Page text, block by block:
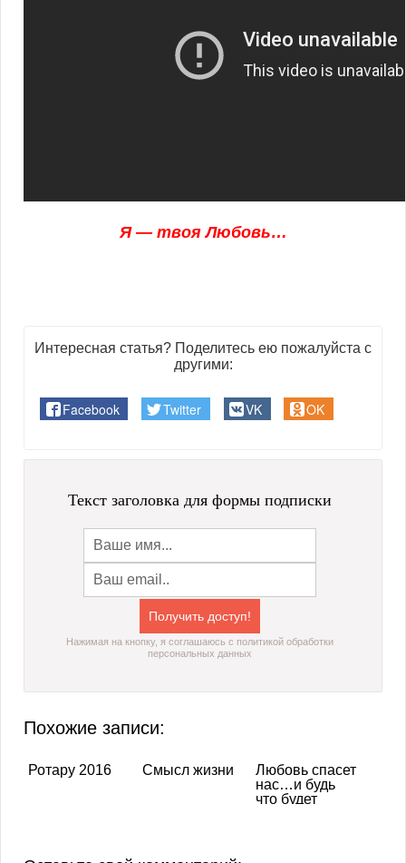
Я — твоя Любовь…
Интересная статья? Поделитесь ею пожалуйста с
другими:
Facebook Twitter VK OK
Текст заголовка для формы подписки
Нажимая на кнопку, я соглашаюсь с политикой обработки
персональных данных
Похожие записи:
Ротару 2016 Смысл жизни
Любовь спасет
нас…и будь
что будет